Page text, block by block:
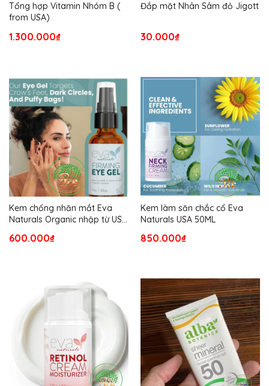
Tổng hợp Vitamin Nhóm B (
from USA)
1.300.000₫
Đắp mặt Nhân Sâm đỏ Jigott
30.000₫
Kem chống nhăn mắt Eva
Naturals Organic nhập từ USA
600.000₫
Kem làm săn chắc cổ Eva
Naturals USA 50ML
850.000₫